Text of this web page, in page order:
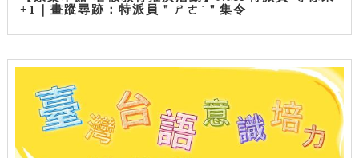
+1｜畫蹤尋跡：特派員＂ㄕㄜˋ＂集令